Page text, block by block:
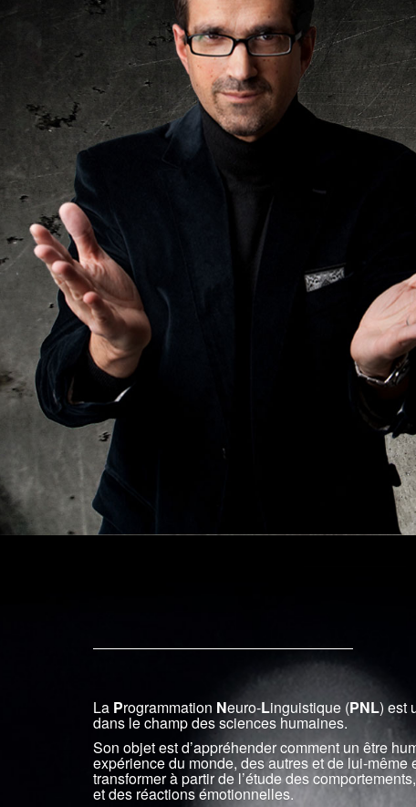
La Programmation Neuro-Linguistique (PNL) est
dans le champ des sciences humaines.
Son objet est d’appréhender comment un être
expérience du monde, des autres et de lui-même
transformer à partir de l’étude des
et des réactions émotionnelles.